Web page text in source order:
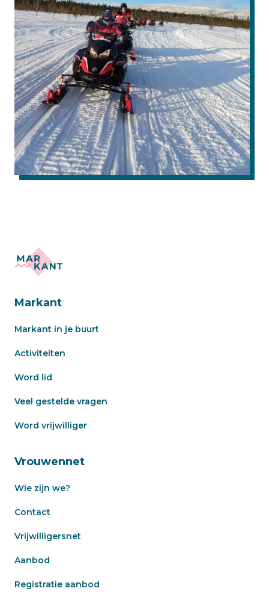
Markant
Markant in je buurt
Activiteiten
Word lid
Veel gestelde vragen
Word vrijwilliger
Vrouwennet
Wie zijn we?
Contact
Vrijwilligersnet
Aanbod
Registratie aanbod